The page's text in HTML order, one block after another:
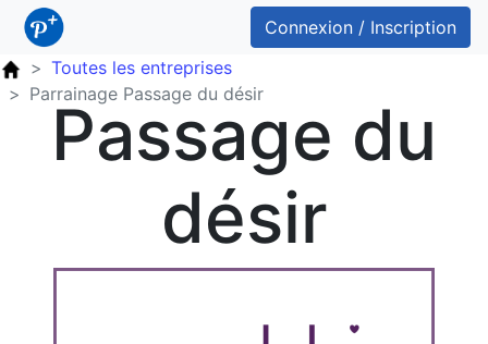
Connexion / Inscription
Toutes les entreprises
Parrainage Passage du désir
Passage du
désir